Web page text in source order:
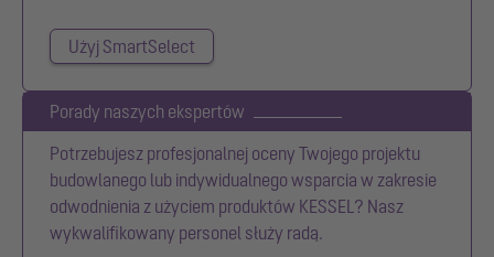
Użyj SmartSelect
Porady naszych ekspertów
Potrzebujesz profesjonalnej oceny Twojego projektu
budowlanego lub indywidualnego wsparcia w zakresie
odwodnienia z użyciem produktów KESSEL? Nasz
wykwalifikowany personel służy radą.